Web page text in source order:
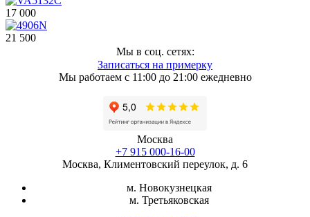
17 000
21 500
Мы в соц. сетях:
Записаться на примерку
Мы работаем с 11:00 до 21:00 ежедневно
Москва
+7 915 000-16-00
Москва, Климентовский переулок, д. 6
м. Новокузнецкая
м. Третьяковская